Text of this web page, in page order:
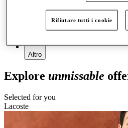
Mangia e Bevi
Gift Card
Servizi
Altro
Explore unmissable
Selected for you
Lacoste
Rifiutare tutti i cookie